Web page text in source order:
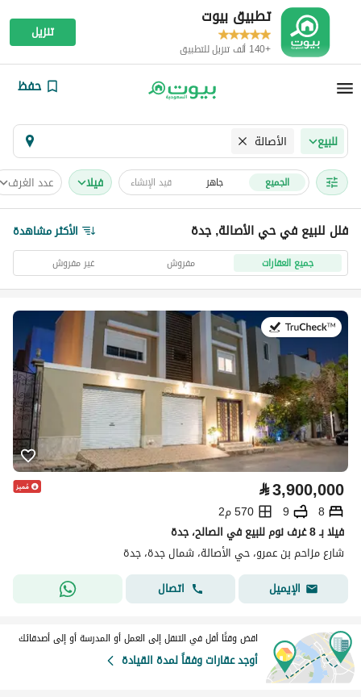
تطبيق بيوت
+140 ألف تنزيل للتطبيق
تنزيل
حفظ
للبيع الأصالة
الجميع جاهز قيد الإنشاء فیلا عدد الغرف
فلل للبيع في حي الأصالة, جدة الأكثر مشاهدة
جميع العقارات مفروش غير مفروش
في:25 يوليو 2026
⃁3,900,000
8
9
570 م2
فيلا بـ 8 غرف نوم للبيع في الصالح، جدة
شارع مزاحم بن عمرو، حي الأصالة، شمال جدة، جدة
الإيميل
اتصال
اقض وقتًا أقل في التنقل إلى العمل أو المدرسة أو إلى أصدقائك
أوجد عقارات وفقاً لمدة القيادة